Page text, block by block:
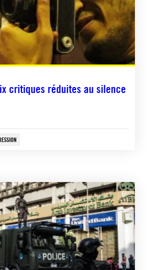
critiques réduites au silence